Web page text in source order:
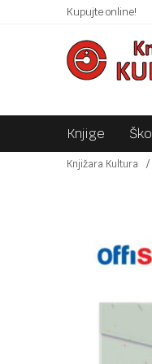
Kupujte online!
Knjige
Knjižara Kultura